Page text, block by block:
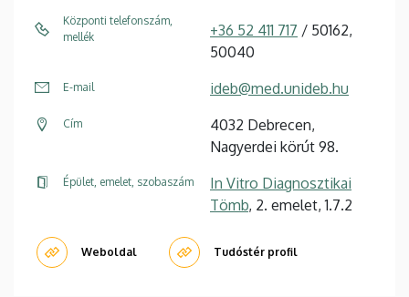
Központi telefonszám,
mellék
+36 52 411 717 / 50162,
50040
E-mail ideb@med.unideb.hu
Cím
4032 Debrecen,
Nagyerdei körút 98.
Épület, emelet, szobaszám
In Vitro Diagnosztikai
Tömb, 2. emelet, 1.7.2
Weboldal Tudóstér profil